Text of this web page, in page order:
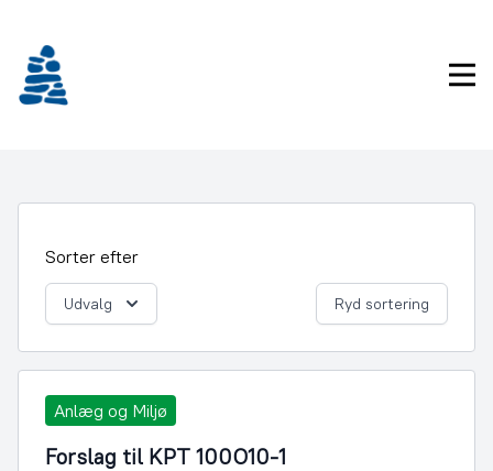
indhold
Sorter efter
Udvalg Ryd sortering
Anlæg og Miljø
Forslag til KPT 100O10-1